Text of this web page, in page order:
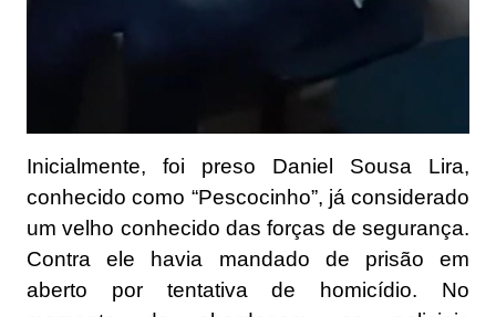
Inicialmente, foi preso Daniel Sousa Lira,
conhecido como “Pescocinho”, já considerado
um velho conhecido das forças de segurança.
Contra ele havia mandado de prisão em
aberto por tentativa de homicídio. No